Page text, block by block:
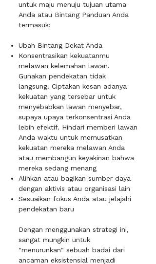
untuk maju menuju tujuan utama
Anda atau Bintang Panduan Anda
termasuk:
Ubah Bintang Dekat Anda
Konsentrasikan kekuatanmu
melawan kelemahan lawan.
Gunakan pendekatan tidak
langsung. Ciptakan kesan adanya
kekuatan yang tersebar untuk
menyebabkan lawan menyebar,
supaya upaya terkonsentrasi Anda
lebih efektif. Hindari memberi lawan
Anda waktu untuk memusatkan
kekuatan mereka melawan Anda
atau membangun keyakinan bahwa
mereka sedang menang
Alihkan atau bagikan sumber daya
dengan aktivis atau organisasi lain
Sesuaikan fokus Anda atau jelajahi
pendekatan baru
Dengan menggunakan strategi ini,
sangat mungkin untuk
"menurunkan" sebuah badai dari
ancaman eksistensial menjadi